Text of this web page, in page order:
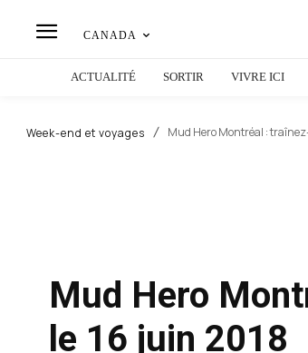
CANADA
ACTUALITÉ SORTIR VIVRE ICI
Week-end et voyages Mud Hero Montréal :
Mud Hero
le 16 juin 2018